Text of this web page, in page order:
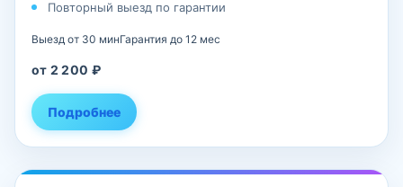
Повторный выезд по гарантии
Выезд от 30 минГарантия до 12 мес
от 2 200 ₽
Подробнее